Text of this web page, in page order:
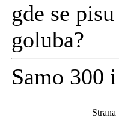
gde se
goluba?
Samo 300